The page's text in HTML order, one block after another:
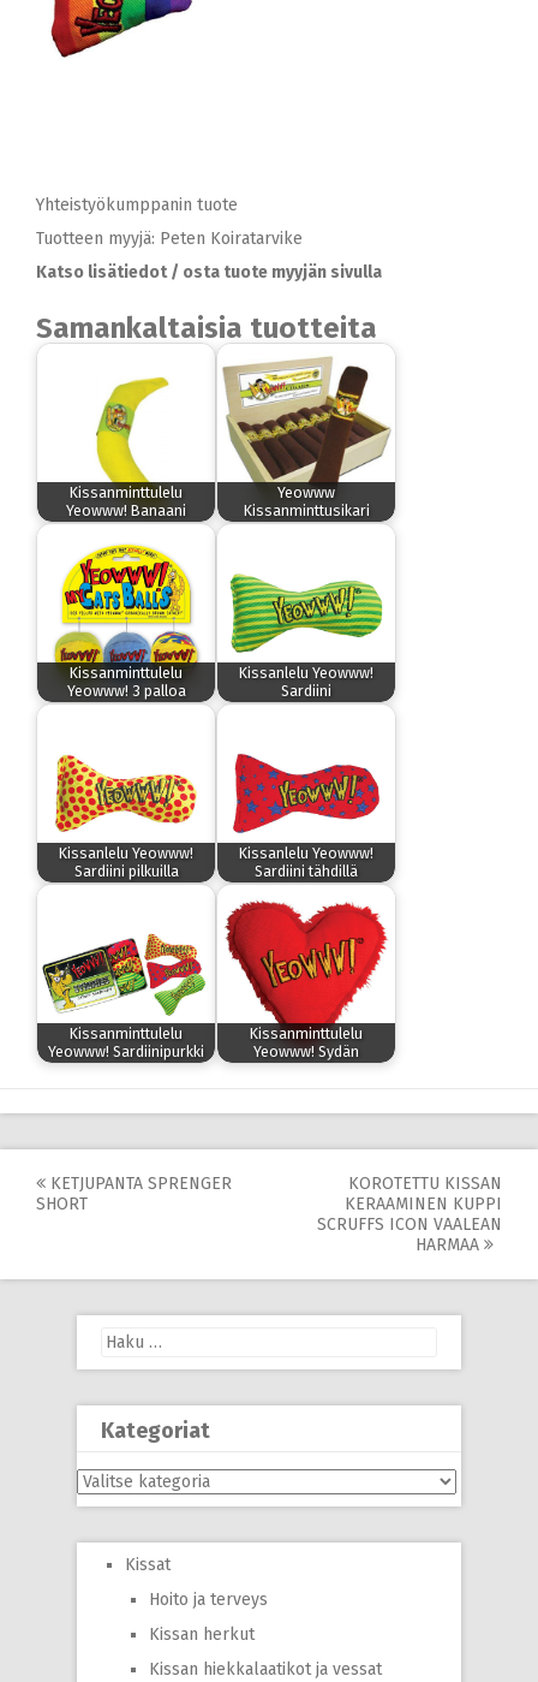
Yhteistyökumppanin tuote
Tuotteen myyjä: Peten Koiratarvike
Katso lisätiedot / osta tuote myyjän sivulla
Samankaltaisia tuotteita
Kissanminttulelu
Yeowww! Banaani
Yeowww
Kissanminttusikari
Kissanminttulelu
Yeowww! 3 palloa
Kissanlelu Yeowww!
Sardiini
Kissanlelu Yeowww!
Sardiini pilkuilla
Kissanlelu Yeowww!
Sardiini tähdillä
Kissanminttulelu
Yeowww! Sardiinipurkki
Kissanminttulelu
Yeowww! Sydän
Post
KETJUPANTA SPRENGER
SHORT
KOROTETTU KISSAN
KERAAMINEN KUPPI
SCRUFFS ICON VAALEAN
HARMAA
Haku:
Kategoriat
Kategoriat
Kissat
Hoito ja terveys
Kissan herkut
Kissan hiekkalaatikot ja vessat